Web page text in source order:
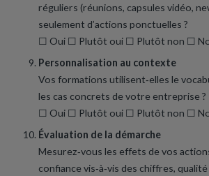
réguliers (réunions, capsules vidéo,
seulement d’actions ponctuelles ?
☐ Oui ☐ Plutôt oui ☐ Plutôt non ☐
Personnalisation au contexte
Vos formations utilisent‑elles le
les cas concrets de votre entreprise ?
☐ Oui ☐ Plutôt oui ☐ Plutôt non ☐
Évaluation de la démarche
Mesurez‑vous les effets de vos
confiance vis‑à‑vis des chiffres,